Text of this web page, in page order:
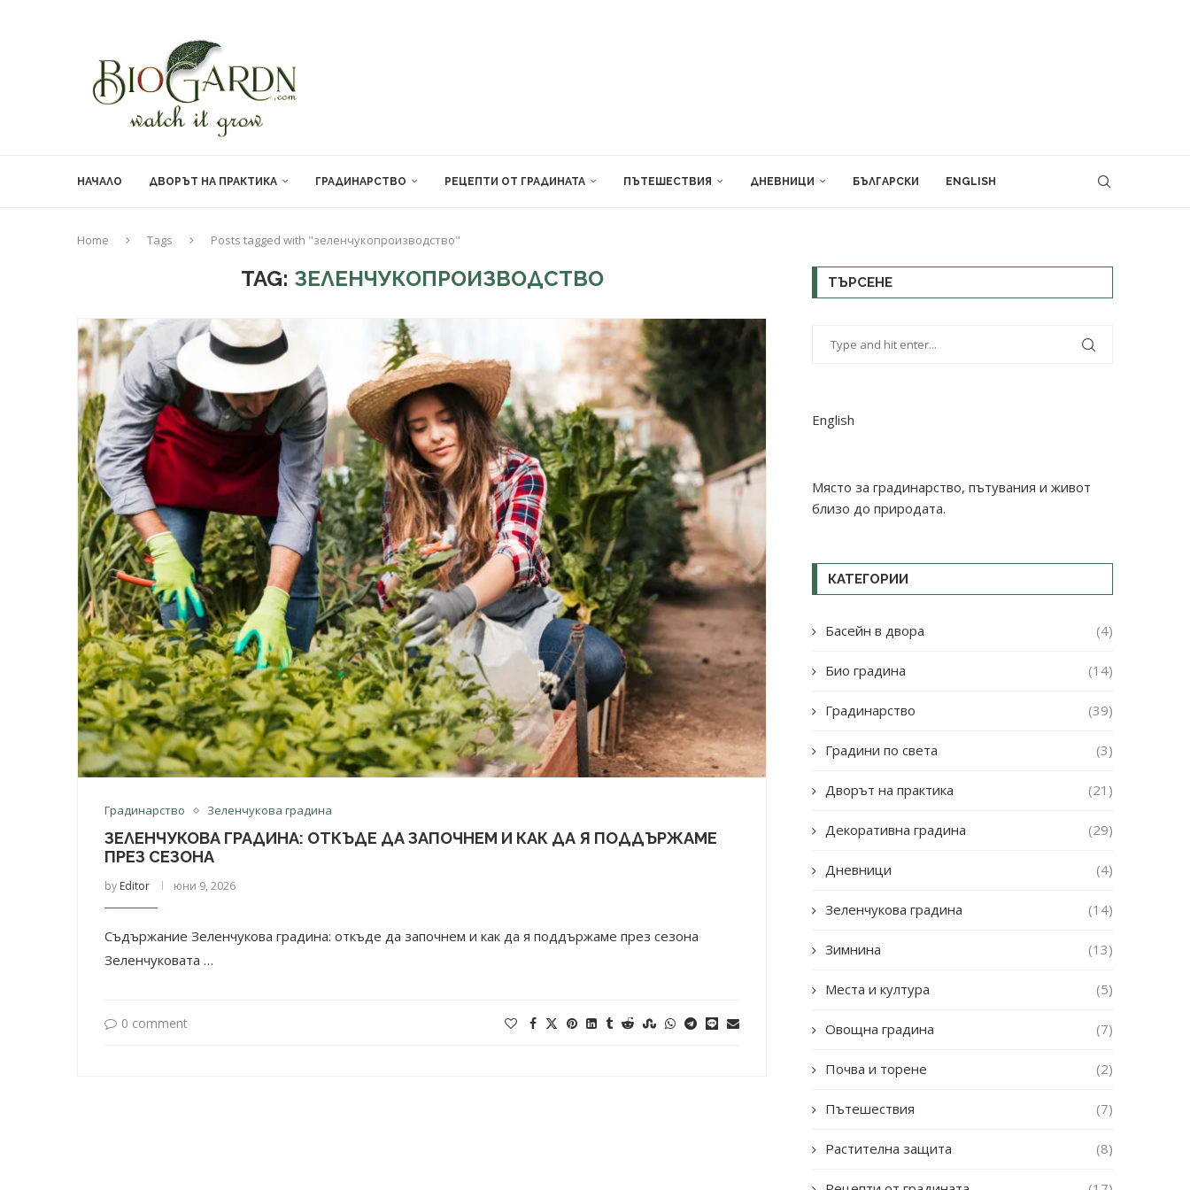
НАЧАЛО ДВОРЪТ НА ПРАКТИКА ГРАДИНАРСТВО РЕЦЕПТИ ОТ ГРАДИНАТА ПЪТЕШЕСТВИЯ ДНЕВНИЦИ БЪЛГАРСКИ ENGLISH
Home Tags Posts tagged with "зеленчукопроизводство"
TAG: ЗЕЛЕНЧУКОПРОИЗВОДСТВО
Градинарство Зеленчукова градина
ЗЕЛЕНЧУКОВА ГРАДИНА: ОТКЪДЕ ДА ЗАПОЧНЕМ И КАК ДА Я ПОДДЪРЖАМЕ
ПРЕЗ СЕЗОНА
by Editor юни 9, 2026
Съдържание Зеленчукова градина: откъде да започнем и как да я поддържаме през сезона
Зеленчуковата …
0 comment
ТЪРСЕНЕ
English
Място за градинарство, пътувания и живот
близо до природата.
КАТЕГОРИИ
Басейн в двора (4)
Био градина (14)
Градинарство (39)
Градини по света (3)
Дворът на практика (21)
Декоративна градина (29)
Дневници (4)
Зеленчукова градина (14)
Зимнина (13)
Места и култура (5)
Овощна градина (7)
Почва и торене (2)
Пътешествия (7)
Растителна защита (8)